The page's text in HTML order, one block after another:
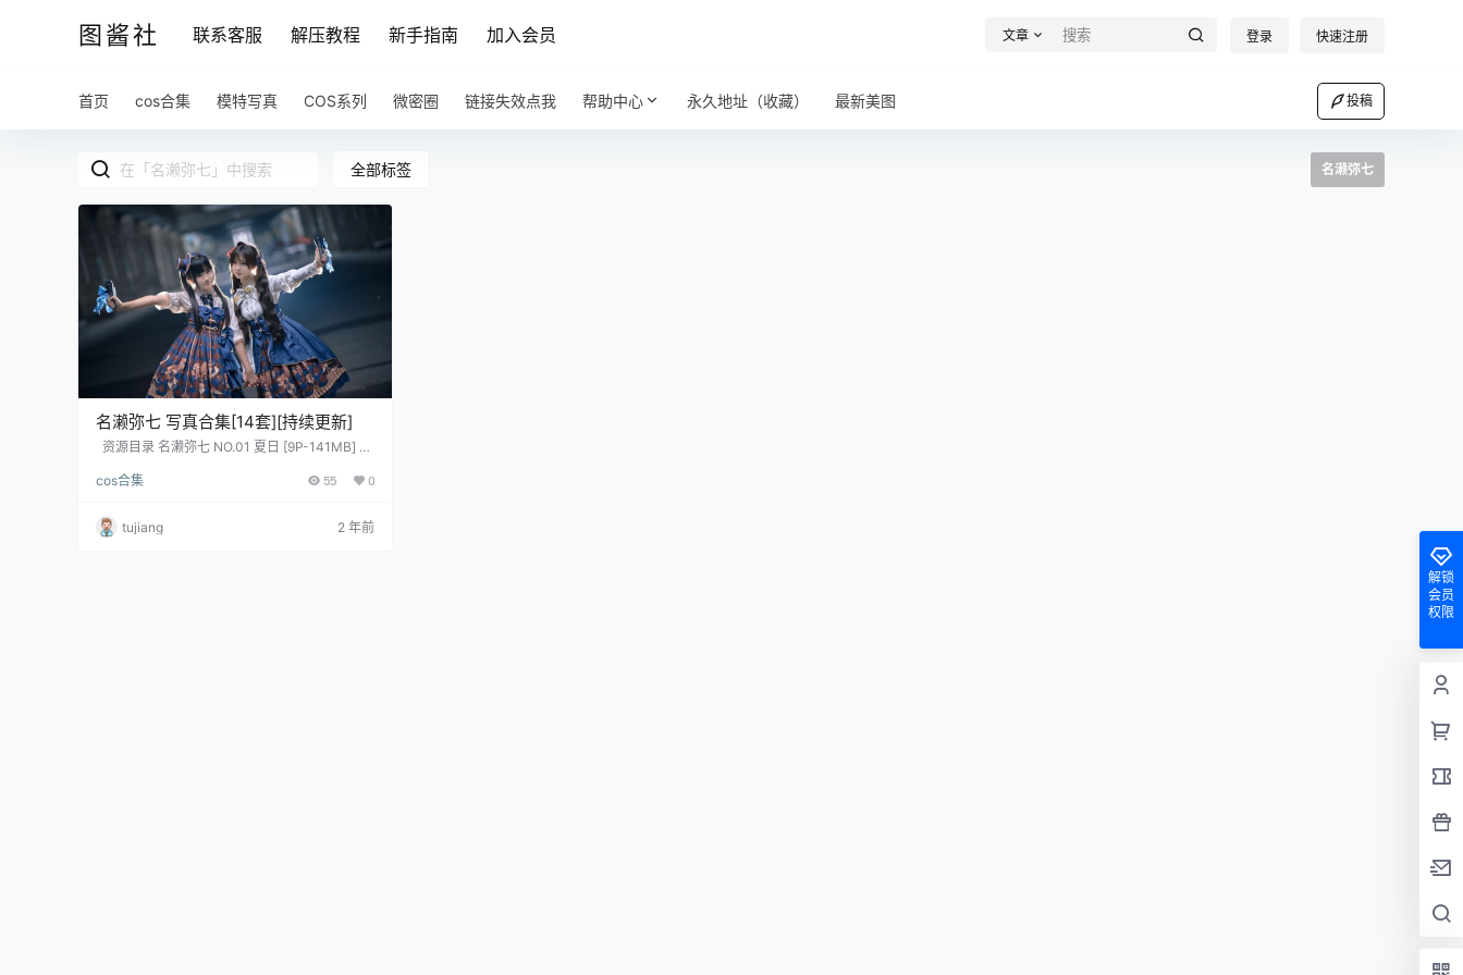
图酱社 联系客服 解压教程 新手指南 加入会员 文章 登录 快速注册
首页 cos合集 模特写真 COS系列 微密圈 链接失效点我 帮助中心 永久地址（收藏） 最新美图 投稿
全部标签 名濑弥七
名濑弥七 写真合集[14套][持续更新]
资源目录 名濑弥七 NO.01 夏日 [9P-141MB] 名
03 樱花 [14P-83MB] 名濑弥七 NO.04 毛衣 [10
名濑弥七 NO.06 空前绝后 [9P-132MB] 名濑弥
七 NO.07 蕾姆 [22P-169MB] 名濑弥七 NO.0…
cos合集 55 0
tujiang 2 年前
解锁
会员
权限